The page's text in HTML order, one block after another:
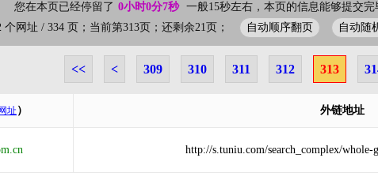
您在本页已经停留了 0小时0分7秒 一般15秒左右，本页的信息能够提交
个网址 / 334 页；当前第313页；还剩余21页；
自动顺序翻页 自动随
<< < 309 310 311 312 313
址 ） 外链地址
http://s.tuniu.com/search_complex/